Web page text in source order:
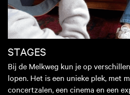
STAGES
Bij de Melkweg kun je op
lopen. Het is een unieke plek, met
concertzalen, een cinema en een